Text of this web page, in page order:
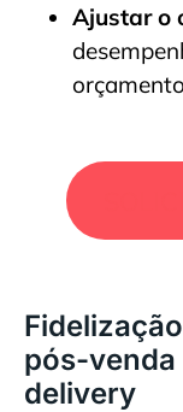
Ajustar o
pós-venda
delivery